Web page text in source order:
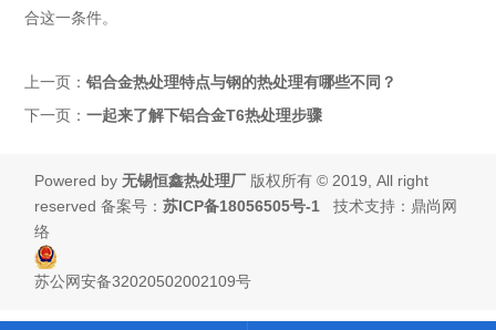
合这一条件。
上一页：铝合金热处理特点与钢的热处理有哪些不同？
下一页：一起来了解下铝合金T6热处理步骤
Powered by无锡恒鑫热处理厂 版权所有 © 2019, All right
reserved 备案号：苏ICP备18056505号-1 技术支持： 鼎尚网
络
苏公网安备32020502002109号